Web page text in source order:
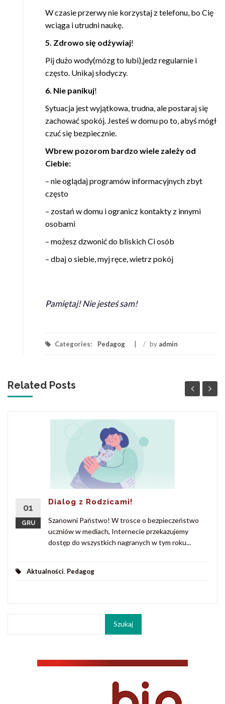
W czasie przerwy nie korzystaj z telefonu, bo Cię
wciąga i utrudni naukę.
5. Zdrowo się odżywiaj!
Pij dużo wody(mózg to lubi),jedz regularnie i
często. Unikaj słodyczy.
6. Nie panikuj!
Sytuacja jest wyjątkowa, trudna, ale postaraj się
zachować spokój. Jesteś w domu po to, abyś mógł
czuć się bezpiecznie.
Wbrew pozorom bardzo wiele zależy od
Ciebie:
– nie oglądaj programów informacyjnych zbyt
często
– zostań w domu i ogranicz kontakty z innymi
osobami
– możesz dzwonić do bliskich Ci osób
– dbaj o siebie, myj ręce, wietrz pokój
Pamiętaj! Nie jesteś sam!
Categories: Pedagog / by admin
Related Posts
01
GRU
Dialog z Rodzicami!
Szanowni Państwo! W trosce o bezpieczeństwo
uczniów w mediach, Internecie przekazujemy
dostęp do wszystkich nagranych w tym roku...
Aktualności, Pedagog
Szukaj